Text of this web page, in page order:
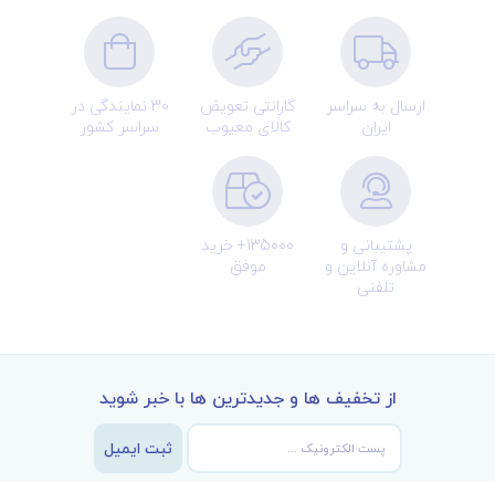
ارسال به سراسر
ایران
گارانتی تعویض
کالای معیوب
30 نمایندگی در
سراسر کشور
پشتیبانی و
مشاوره آنلاین و
تلفنی
135000+ خرید
موفق
از تخفیف ها و جدیدترین ها با خبر شوید
ثبت ایمیل